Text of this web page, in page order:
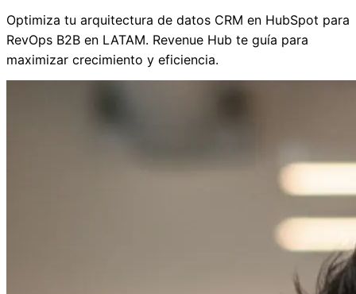
Optimiza tu arquitectura de datos CRM en HubSpot para
RevOps B2B en LATAM. Revenue Hub te guía para
maximizar crecimiento y eficiencia.